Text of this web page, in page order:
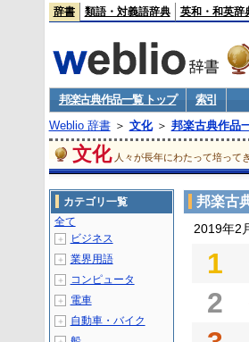
辞書 類語・対義語辞典 英和・和英辞
邦楽古典作品一覧 トップ
索引
Weblio 辞書＞ 文化＞ 邦楽古典作品
文化 人々が長年にわたって培って
邦楽古
2019年2
1
2
カテゴリ一覧
全て
＋ ビジネス
＋ 業界用語
＋ コンピュータ
＋ 電車
＋ 自動車・バイク